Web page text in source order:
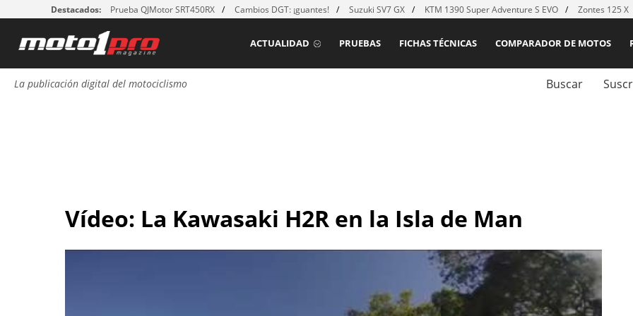
Destacados: Prueba QJMotor SRT450RX Cambios DGT: ¡guantes! Suzuki SV7 GX KTM 1390 Super Adventure S EVO Zontes 125 X
COMPARADOR DE MOTOS
FICHAS TÉCNICAS
PRUEBAS
ACTUALIDAD
La publicación digital del motociclismo Buscar
Vídeo: La Kawasaki H2R en la Isla de Man